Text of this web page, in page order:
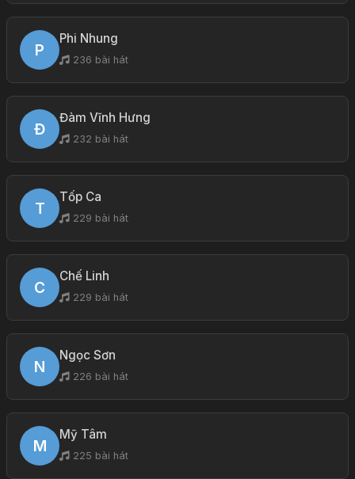
P
Phi Nhung
236 bài hát
Đ
Đàm Vĩnh Hưng
232 bài hát
T
Tốp Ca
229 bài hát
C
Chế Linh
229 bài hát
N
Ngọc Sơn
226 bài hát
M
Mỹ Tâm
225 bài hát